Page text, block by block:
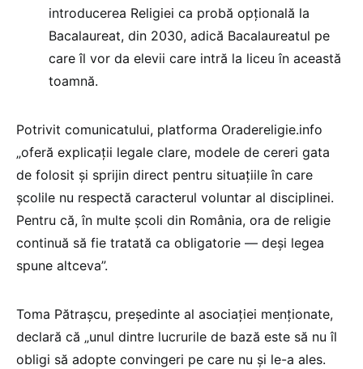
introducerea Religiei ca probă opțională la
Bacalaureat, din 2030, adică Bacalaureatul pe
care îl vor da elevii care intră la liceu în această
toamnă.
Potrivit comunicatului, platforma Oradereligie.info
„oferă explicații legale clare, modele de cereri gata
de folosit și sprijin direct pentru situațiile în care
școlile nu respectă caracterul voluntar al disciplinei.
Pentru că, în multe școli din România, ora de religie
continuă să fie tratată ca obligatorie — deși legea
spune altceva”.
Toma Pătrașcu, președinte al asociației menționate,
declară că „unul dintre lucrurile de bază este să nu îl
obligi să adopte convingeri pe care nu și le-a ales.